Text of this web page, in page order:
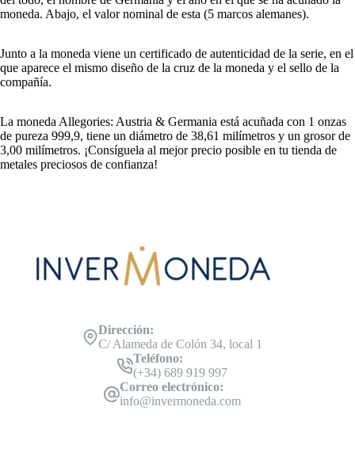
moneda. Abajo, el valor nominal de esta (5 marcos alemanes).
Junto a la moneda viene un certificado de autenticidad de la serie, en el
que aparece el mismo diseño de la cruz de la moneda y el sello de la
compañía.
La moneda Allegories: Austria & Germania está acuñada con 1 onzas
de pureza 999,9, tiene un diámetro de 38,61 milímetros y un grosor de
3,00 milímetros. ¡Consíguela al mejor precio posible en tu tienda de
metales preciosos de confianza!
Dirección:
C/ Alameda de Colón 34, local 1
Teléfono:
(+34) 689 919 997
Correo electrónico:
info@invermoneda.com